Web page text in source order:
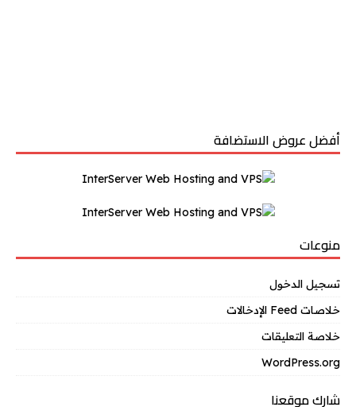
أفضل عروض الاستضافة
منوعات
تسجيل الدخول
خلاصات Feed الإدخالات
خلاصة التعليقات
WordPress.org
شارك موقعنا